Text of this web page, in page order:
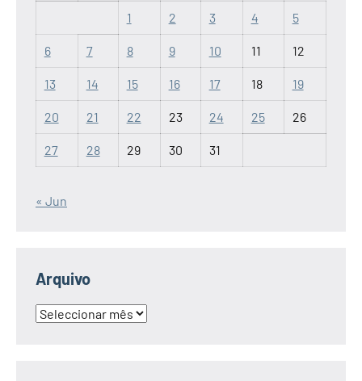
1 2 3 4 5
6 7 8 9 10 11 12
13 14 15 16 17 18 19
20 21 22 23 24 25 26
27 28 29 30 31
« Jun
Arquivo
Arquivo